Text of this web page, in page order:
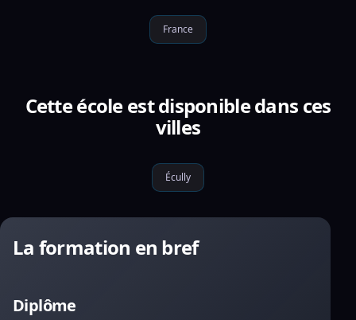
France
Cette école est disponible dans ces
villes
Écully
La formation en bref
Diplôme